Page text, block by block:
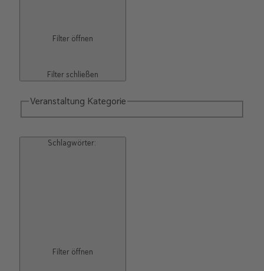
Filter öffnen
Filter schließen
Veranstaltung Kategorie
Schlagwörter:
Filter öffnen